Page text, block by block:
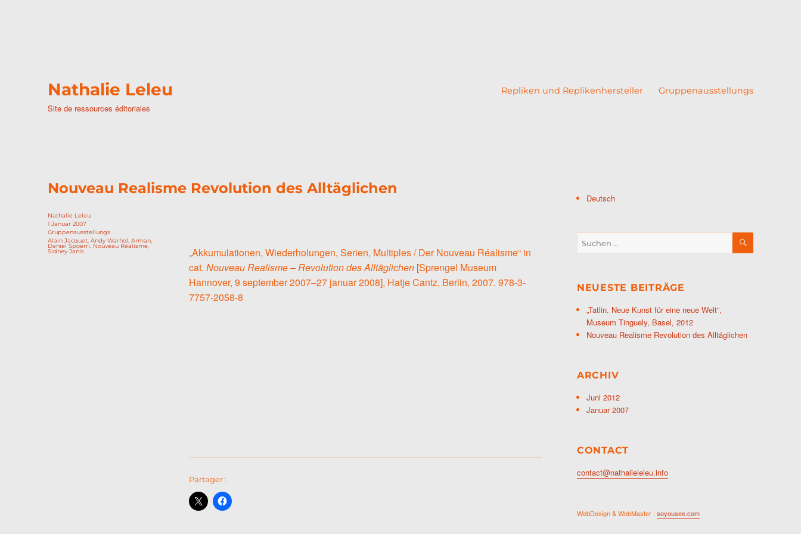
Nathalie Leleu
Site de ressources éditoriales
Repliken und Replikenhersteller Gruppenausstellungs
Nouveau Realisme Revolution des Alltäglichen
„Akkumulationen, Wiederholungen, Serien, Multiples / Der Nouveau Réalisme“ in
cat. Nouveau Realisme – Revolution des Alltäglichen [Sprengel Museum
Hannover, 9 september 2007–27 januar 2008], Hatje Cantz, Berlin, 2007. 978-3-
7757-2058-8
Partager :
Autor
Nathalie Leleu
Veröffentlicht
1 Januar 2007
Kategorien
Gruppenausstellungs
Schlagwörter
Alain Jacquet ,Andy Warhol ,Arman
Daniel Spoerri
Nouveau Réalisme
Sidney Janis
Deutsch
Suche
nach:
SUCHEN
NEUESTE BEITRÄGE
„Tatlin. Neue Kunst für eine neue Welt“,
Museum Tinguely, Basel, 2012
Nouveau Realisme Revolution des Alltäglichen
ARCHIV
Juni 2012
Januar 2007
CONTACT
contact@nathalieleleu.info
WebDesign & WebMaster : soyousee.com